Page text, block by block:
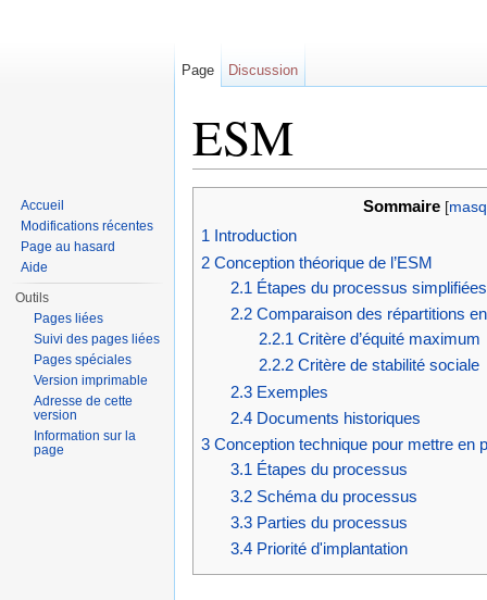
ESM
Sommaire [
1 Introduction
2 Conception théorique de l’ESM
2.1 Étapes du processus simplifiées
2.2 Comparaison des répartitions
2.2.1 Critère d’équité maximum
2.2.2 Critère de stabilité sociale
2.3 Exemples
2.4 Documents historiques
3 Conception technique pour mettre en
3.1 Étapes du processus
3.2 Schéma du processus
3.3 Parties du processus
3.4 Priorité d'implantation
Page Discussion
Accueil
Modifications récentes
Page au hasard
Aide
Outils
Pages liées
Suivi des pages liées
Pages spéciales
Version imprimable
Adresse de cette
version
Information sur la
page